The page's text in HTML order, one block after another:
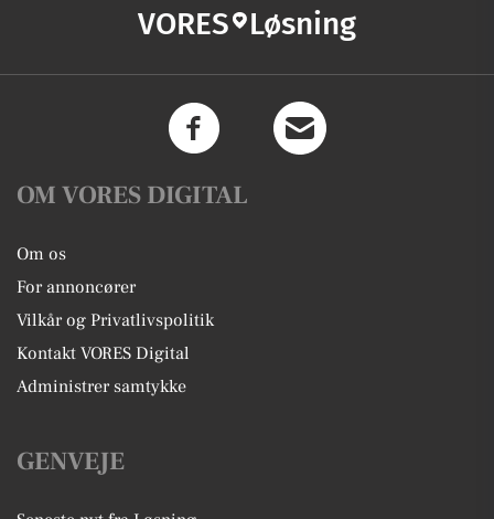
VORES Løsning
OM VORES DIGITAL
Om os
For annoncører
Vilkår og Privatlivspolitik
Kontakt VORES Digital
Administrer samtykke
GENVEJE